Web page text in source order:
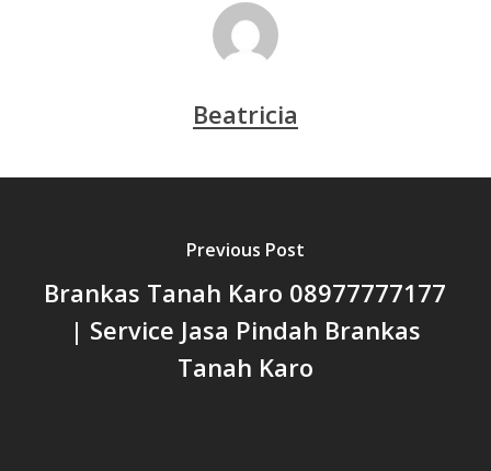
Beatricia
Previous Post
Brankas Tanah Karo 08977777177
| Service Jasa Pindah Brankas
Tanah Karo